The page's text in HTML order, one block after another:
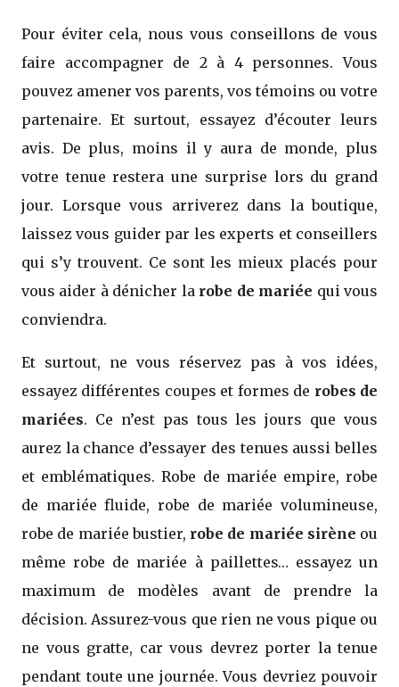
Pour éviter cela, nous vous conseillons de vous
faire accompagner de 2 à 4 personnes. Vous
pouvez amener vos parents, vos témoins ou votre
partenaire. Et surtout, essayez d’écouter leurs
avis. De plus, moins il y aura de monde, plus
votre tenue restera une surprise lors du grand
jour. Lorsque vous arriverez dans la boutique,
laissez vous guider par les experts et conseillers
qui s’y trouvent. Ce sont les mieux placés pour
vous aider à dénicher la robe de mariée qui vous
conviendra.
Et surtout, ne vous réservez pas à vos idées,
essayez différentes coupes et formes de robes de
mariées. Ce n’est pas tous les jours que vous
aurez la chance d’essayer des tenues aussi belles
et emblématiques. Robe de mariée empire, robe
de mariée fluide, robe de mariée volumineuse,
robe de mariée bustier, robe de mariée sirène ou
même robe de mariée à paillettes… essayez un
maximum de modèles avant de prendre la
décision. Assurez-vous que rien ne vous pique ou
ne vous gratte, car vous devrez porter la tenue
pendant toute une journée. Vous devriez pouvoir